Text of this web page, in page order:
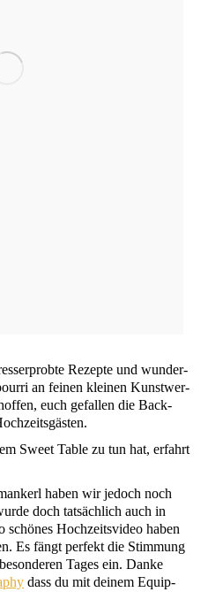
Rezep­te und wun­der­
an fei­nen klei­nen Kunst­wer­
euch gefal­len die Back­
Sweet Table zu tun hat, erfahrt
haben wir jedoch noch
doch tat­säch­lich auch in
schö­nes Hoch­zeits­vi­deo haben
Es fängt per­fekt die Stim­mung
Tages ein. Dan­ke
dass du mit dei­nem Equip­